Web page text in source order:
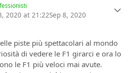
2020 at 21:22Sep 8, 2020
piste più spettacolari al mondo
di vedere le F1 girarci e ora lo
le F1 più veloci mai avute.